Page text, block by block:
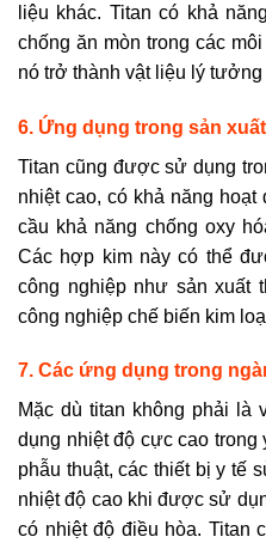
liệu khác. Titan có khả
chống ăn mòn trong các
nó trở thành vật liệu lý
6. Ứng dụng trong sản
Titan cũng được sử dụng
nhiệt cao, có khả năng
cầu khả năng chống oxy
Các hợp kim này có thể
công nghiệp như sản xuất
công nghiệp chế biến kim
7. Các ứng dụng trong
Mặc dù titan không phải là
dụng nhiệt độ cực cao trong
phẫu thuật, các thiết bị y tế
nhiệt độ cao khi được sử
có nhiệt độ điều hòa. Titan